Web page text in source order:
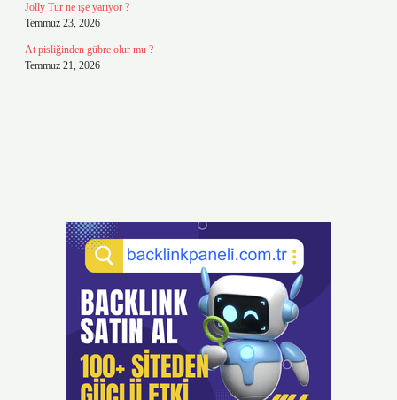
Jolly Tur ne işe yarıyor ?
Temmuz 23, 2026
At pisliğinden gübre olur mu ?
Temmuz 21, 2026